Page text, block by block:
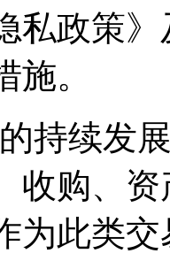
私政策
。
持续发
收购、
为此类